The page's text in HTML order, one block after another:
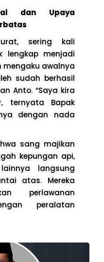
dan Upaya
sering kali
lengkap menjadi
mengaku awalnya
sudah berhasil
Anto. “Saya kira
ternyata Bapak
dengan nada
sang majikan
kepungan api,
langsung
atas. Mereka
perlawanan
peralatan